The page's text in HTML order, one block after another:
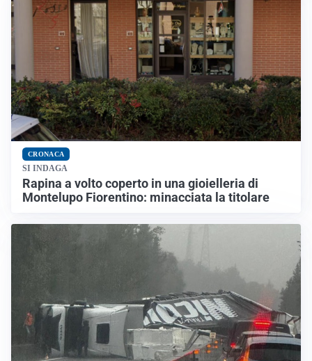
CRONACA
SI INDAGA
Rapina a volto coperto in una gioielleria di
Montelupo Fiorentino: minacciata la titolare